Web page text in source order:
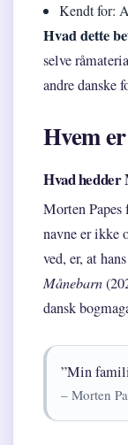
Kendt for:
Hvad dette
selve
andre danske
Hvem
Hvad
Morten
navne er ikke
ved, er, at
Månebarn
dansk
”Min
– Morten